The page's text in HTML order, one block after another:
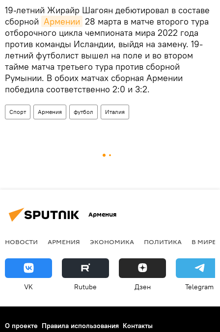
19-летний Жирайр Шагоян дебютировал в составе
сборной Армении 28 марта в матче второго тура
отборочного цикла чемпионата мира 2022 года
против команды Исландии, выйдя на замену. 19-
летний футболист вышел на поле и во втором
тайме матча третьего тура против сборной
Румынии. В обоих матчах сборная Армении
победила соответственно 2:0 и 3:2.
Спорт Армения футбол Италия
Армения
НОВОСТИ АРМЕНИЯ ЭКОНОМИКА ПОЛИТИКА В МИРЕ
VK Rutube Дзен Telegram
О проекте Правила использования Контакты